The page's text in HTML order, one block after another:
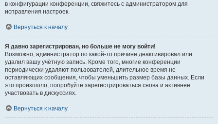
в конфигурации конференции, свяжитесь с администратором для
исправления настроек.
Вернуться к началу
Я давно зарегистрирован, но больше не могу войти!
Возможно, администратор по какой-то причине деактивировал или
удалил вашу учётную запись. Кроме того, многие конференции
периодически удаляют пользователей, длительное время не
оставляющих сообщения, чтобы уменьшить размер базы данных. Если
это произошло, попробуйте зарегистрироваться снова и активнее
участвовать в дискуссиях.
Вернуться к началу